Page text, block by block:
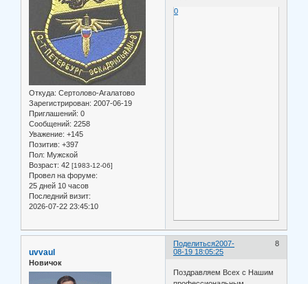
Откуда: Сертолово-Агалатово
Зарегистрирован: 2007-06-19
Приглашений: 0
Сообщений: 2258
Уважение: +145
Позитив: +397
Пол: Мужской
Возраст: 42 [1983-12-06]
Провел на форуме:
25 дней 10 часов
Последний визит:
2026-07-22 23:45:10
0
Поделиться 8
2007-
08-19 18:05:25
uvvaul
Новичок
Поздравляем Всех с Нашим